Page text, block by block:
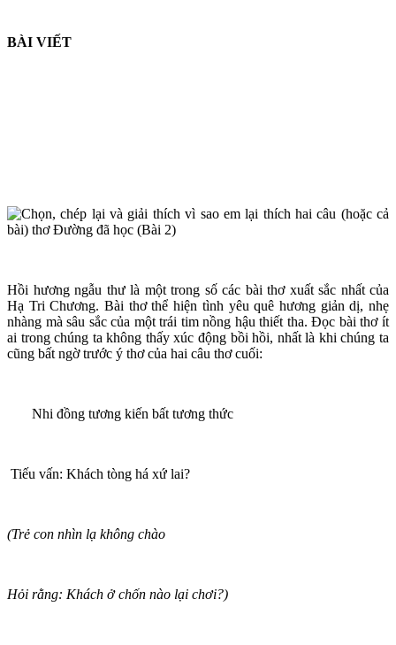
BÀI VIẾT
Hồi hương ngẫu thư là một trong số các bài thơ xuất sắc nhất của
Hạ Tri Chương. Bài thơ thể hiện tình yêu quê hương giản dị, nhẹ
nhàng mà sâu sắc của một trái tim nồng hậu thiết tha. Đọc bài thơ ít
ai trong chúng ta không thấy xúc động bồi hồi, nhất là khi chúng ta
cũng bất ngờ trước ý thơ của hai câu thơ cuối:
Nhi đồng tương kiến bất tương thức
Tiếu vấn: Khách tòng há xứ lai?
(Trẻ con nhìn lạ không chào
Hỏi rằng: Khách ở chốn nào lại chơi?)